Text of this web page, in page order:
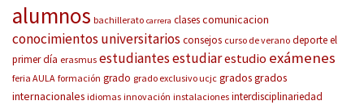
alumnos bachillerato carrera clasescomunicacion
conocimientos universitariosconsejos curso de verano deporteel
primer día erasmus estudiantesestudiarestudio exámenes
feria AULA formación grado grado exclusivo ucjc gradosgrados
internacionales idiomas innovación instalaciones interdisciplinariedad